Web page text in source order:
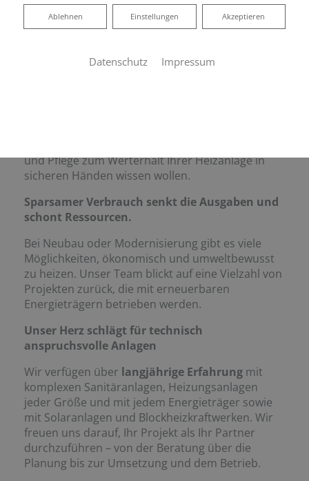
nicht zu unterschätzender Kostenfaktor. Gerade
für Produktionshallen oder große Büros kann
durchdachte Verteilung hohe Kosten einsparen.
Hier spielt nicht nur die Wahl des richtigen
und Pflege zum Werterhalt Ihrer Heizanlage in
sicheren Händen wissen wollen.
Sparsamer Verbrauch senkt die Ausgaben und
schont Ressourcen.
Bei Neubau oder Modernisierung gibt es viele
Möglichkeiten, ökonomisch und umweltbewusst
zu heizen. Unser Team blickt auf eine Vielzahl von
Projekten zurück, die mit erneuerbaren
Energieträgern betrieben werden.
Unser Herz schlägt für technisch
anspruchsvolle Anlagen
Wir verfügen über langjährige Erfahrung mit
komplexen Sanitäranlagen, Heizungsanlagen
jeder Größe und mit jedem Energieträger sowie
mit Solaranlagen und Blockheizkraftwerken. Wir
freuen uns darauf, Ihr Projekt als Ihr Partner
durchzuführen – von der Beratung über die
Planung bis zur Umsetzung und dem Betrieb.
Akzeptieren
Einstellungen
Ablehnen
Ablehnen
Datenschutz Impressum